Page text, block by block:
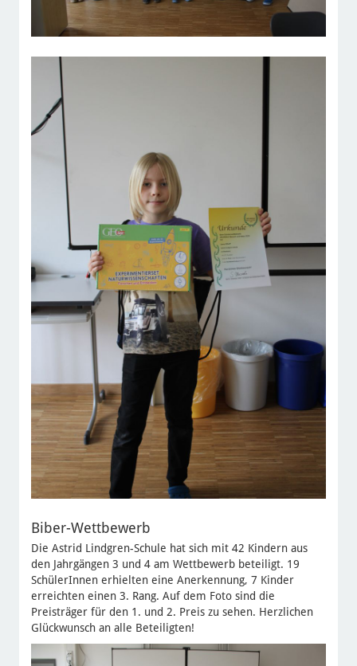
Biber-Wettbewerb
Die Astrid Lindgren-Schule hat sich mit 42 Kindern aus
den Jahrgängen 3 und 4 am Wettbewerb beteiligt. 19
SchülerInnen erhielten eine Anerkennung, 7 Kinder
erreichten einen 3. Rang. Auf dem Foto sind die
Preisträger für den 1. und 2. Preis zu sehen. Herzlichen
Glückwunsch an alle Beteiligten!